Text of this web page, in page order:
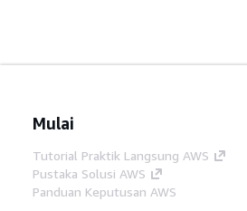
Mulai
Tutorial Praktik Langsung AWS
Pustaka Solusi AWS
Panduan Keputusan AWS